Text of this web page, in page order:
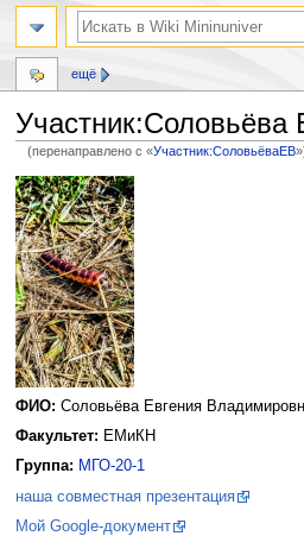
Участник:Соловьёва
(перенаправлено с «Участник:СоловьёваЕВ
Перейти
к
навигации
Перейти
к
поиску
ФИО: Соловьёва Евгения
Факультет: ЕМиКН
Группа: МГО-20-1
наша совместная презентация
Мой Google-документ
ещё